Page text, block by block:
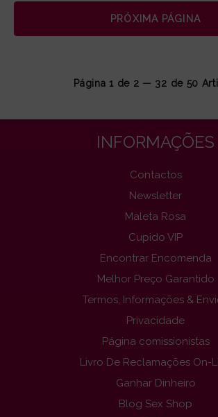
PRÓXIMA PÁGINA
Página 1 de 2 — 32 de 50
INFORMAÇÕES
Contactos
Newsletter
Maleta Rosa
Cupido VIP
Encontrar Encomenda
Melhor Preço Garantido
Termos, Informações &
Privacidade
Página comissionistas
Livro De Reclamações On-
Ganhar Dinheiro
Blog Sex Shop